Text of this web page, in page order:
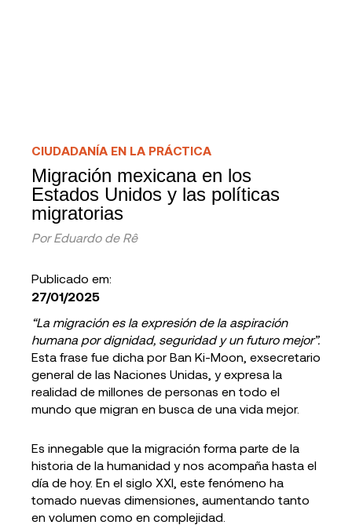
CIUDADANÍA EN LA PRÁCTICA
Migración mexicana en los
Estados Unidos y las políticas
migratorias
Por Eduardo de Rê
Publicado em:
27/01/2025
“La migración es la expresión de la aspiración
humana por dignidad, seguridad y un futuro mejor”.
Esta frase fue dicha por Ban Ki-Moon, exsecretario
general de las Naciones Unidas, y expresa la
realidad de millones de personas en todo el
mundo que migran en busca de una vida mejor.
Es innegable que la migración forma parte de la
historia de la humanidad y nos acompaña hasta el
día de hoy. En el siglo XXI, este fenómeno ha
tomado nuevas dimensiones, aumentando tanto
en volumen como en complejidad.